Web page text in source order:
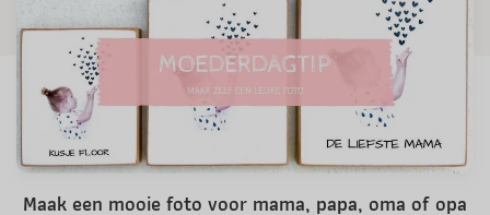
Maak een mooie foto voor mama, papa, oma of opa